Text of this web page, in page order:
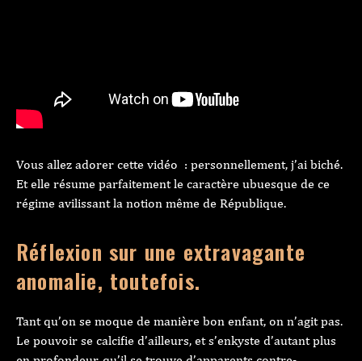
Vous allez adorer cette vidéo : personnellement, j’ai biché.
Et elle résume parfaitement le caractère ubuesque de ce
régime avilissant la notion même de République.
Réflexion sur une extravagante
anomalie, toutefois.
Tant qu’on se moque de manière bon enfant, on n’agit pas.
Le pouvoir se calcifie d’ailleurs, et s’enkyste d’autant plus